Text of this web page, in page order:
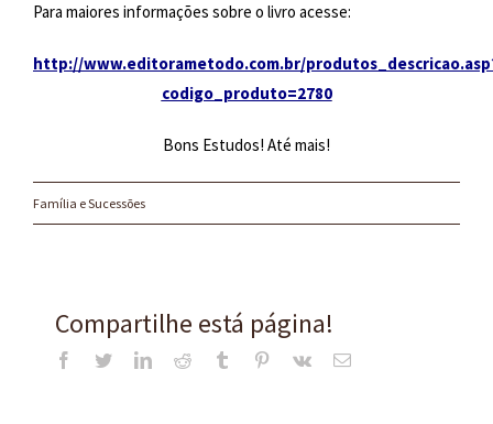
Para maiores informações sobre o livro acesse:
http://www.editorametodo.com.br/
codigo_produto=2780
Bons Estudos! Até mais!
Família e Sucessões
Compartilhe está página!
Facebook
TwitterLinkedInReddit Tumblr Pinterest
Vk
E-